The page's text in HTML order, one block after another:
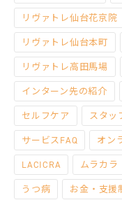
リヴァトレ仙台花京院
リヴァトレ仙台本町
リヴァトレ高田馬場
インターン先の紹介
セルフケア スタッ
サービスFAQ オン
LACICRA ムラカラ
うつ病 お金・支援